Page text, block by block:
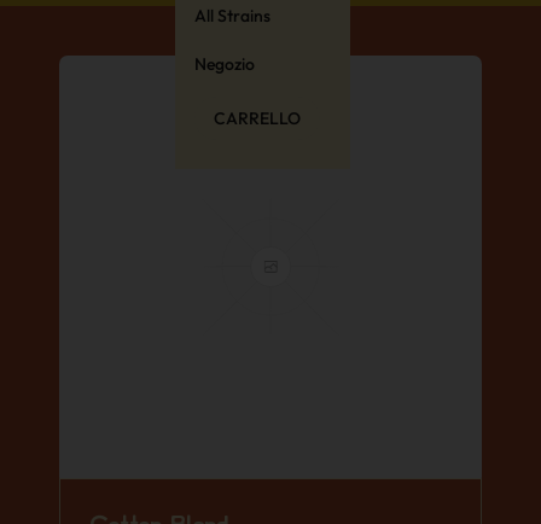
All Strains
Negozio
CARRELLO